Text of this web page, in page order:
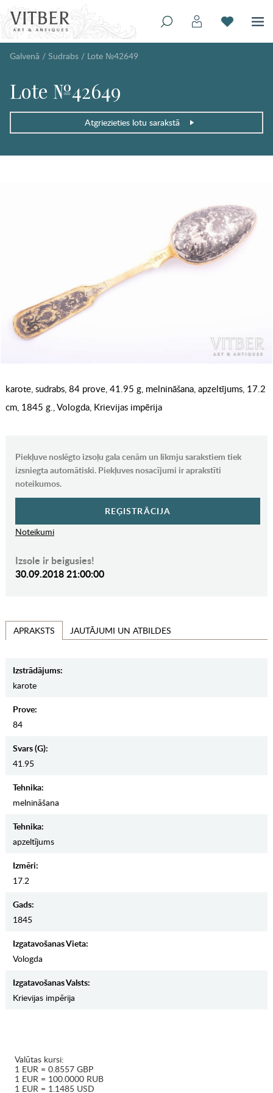
Galvenā / Sudrabs / Lote №42649
Lote №42649
Atgriezieties lotu sarakstā
karote, sudrabs, 84 prove, 41.95 g, melnināšana, apzeltījums, 17.2
cm, 1845 g., Vologda, Krievijas impērija
Piekļuve noslēgto izsoļu gala cenām un likmju sarakstiem tiek
izsniegta automātiski. Piekļuves nosacījumi ir aprakstīti
noteikumos.
REĢISTRĀCIJA
Noteikumi
Izsole ir beigusies!
30.09.2018 21:00:00
APRAKSTS JAUTĀJUMI UN ATBILDES
Izstrādājums:
karote
Prove:
84
Svars (g):
41.95
Tehnika:
melnināšana
Tehnika:
apzeltījums
Izmēri:
17.2
Gads:
1845
Izgatavošanas Vieta:
Vologda
Izgatavošanas Valsts:
Krievijas impērija
Valūtas kursi:
1 EUR = 0.8557 GBP
1 EUR = 100.0000 RUB
1 EUR = 1.1485 USD